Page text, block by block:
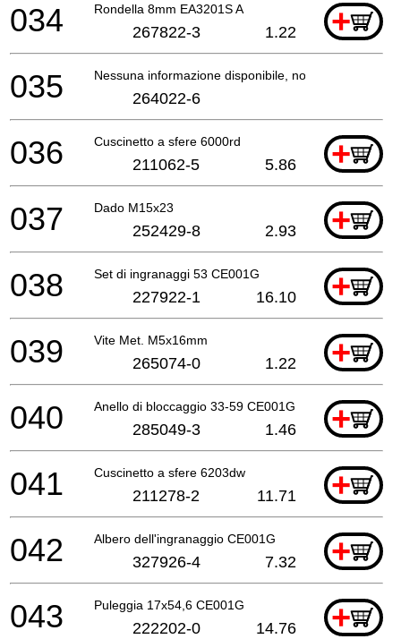
Rondella 8mm EA3201S A +
034 267822-3 1.22
Nessuna informazione disponibile, non ordinabile
035 264022-6
Cuscinetto a sfere 6000rd +
036 211062-5 5.86
Dado M15x23 +
037 252429-8 2.93
Set di ingranaggi 53 CE001G +
038 227922-1 16.10
Vite Met. M5x16mm +
039 265074-0 1.22
Anello di bloccaggio 33-59 CE001G +
040 285049-3 1.46
Cuscinetto a sfere 6203dw +
041 211278-2 11.71
Albero dell'ingranaggio CE001G +
042 327926-4 7.32
Puleggia 17x54,6 CE001G +
043 222202-0 14.76